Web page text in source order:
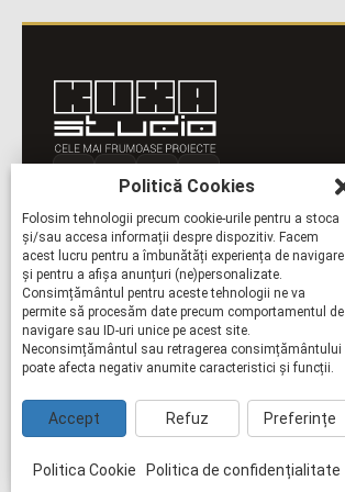
©2026kuxa.ro — KUXA studio
Politică Cookies
Folosim tehnologii precum cookie-urile pentru a stoca
și/sau accesa informații despre dispozitiv. Facem
acest lucru pentru a îmbunătăți experiența de navigare
și pentru a afișa anunțuri (ne)personalizate.
Consimțământul pentru aceste tehnologii ne va
permite să procesăm date precum comportamentul de
navigare sau ID-uri unice pe acest site.
Neconsimțământul sau retragerea consimțământului
poate afecta negativ anumite caracteristici și funcții.
Accept Refuz Preferințe
Politica Cookie Politica de confidențialitate